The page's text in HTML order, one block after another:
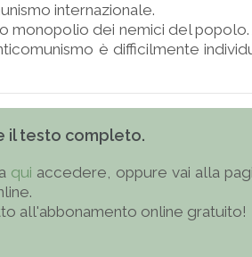
internazionale.
monopolio dei nemici del popolo.
è difficilmente
il testo completo.
qui accedere, oppure vai alla
all'abbonamento online gratuito!